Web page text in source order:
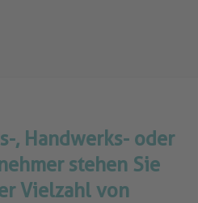
, Handwerks- oder
stehen Sie
Vielzahl von